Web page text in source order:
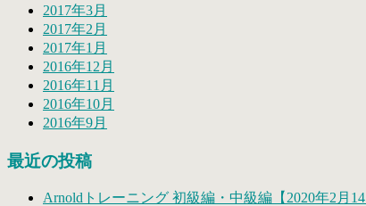
2017年3月
2017年2月
2017年1月
2016年12月
2016年11月
2016年10月
2016年9月
最近の投稿
Arnoldトレーニング 初級編・中級編【2020年2月14